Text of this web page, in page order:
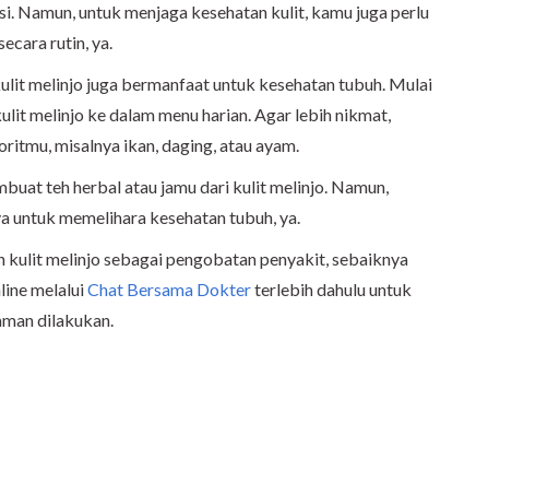
Namun, untuk menjaga kesehatan kulit, kamu juga perlu
rutin, ya.
melinjo juga bermanfaat untuk kesehatan tubuh. Mulai
melinjo ke dalam menu harian. Agar lebih nikmat,
misalnya ikan, daging, atau ayam.
teh herbal atau jamu dari kulit melinjo. Namun,
untuk memelihara kesehatan tubuh, ya.
kulit melinjo sebagai pengobatan penyakit, sebaiknya
melaluiChat Bersama Dokterterlebih dahulu untuk
dilakukan.